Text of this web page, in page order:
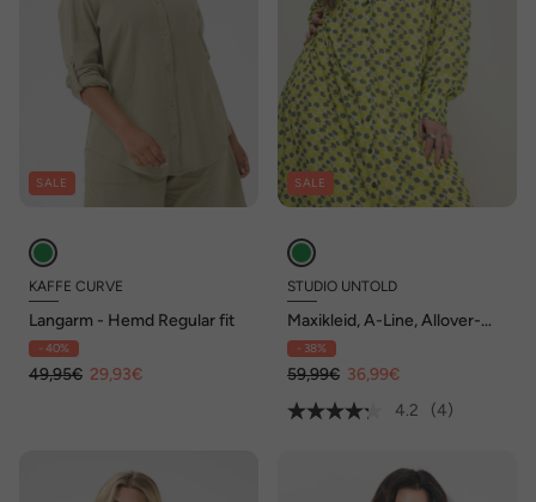
SALE
KAFFE CURVE
Langarm - Hemd Regular fit
- 40%
49,95€ 29,93€
SALE
STUDIO UNTOLD
Maxikleid, A-Line, Allover-
Print, V-Ausschnitt,
Knopfleiste
- 38%
59,99€ 36,99€
4.2
(4)